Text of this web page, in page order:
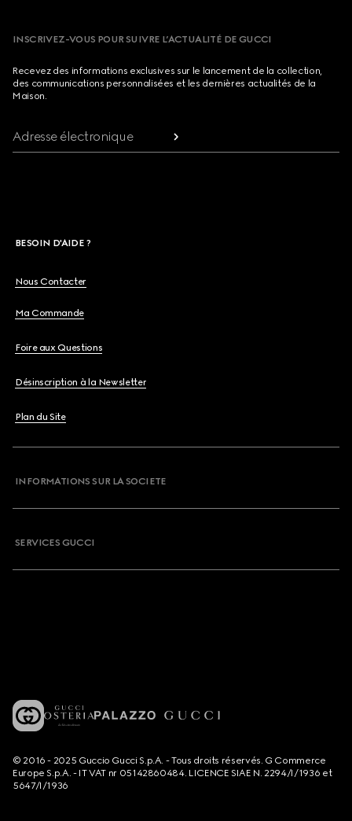
INSCRIVEZ-VOUS POUR SUIVRE L’ACTUALITÉ DE GUCCI
Recevez des informations exclusives sur le lancement de la collection,
des communications personnalisées et les dernières actualités de la
Maison.
Adresse électronique
BESOIN D'AIDE ?
Nous Contacter
Ma Commande
Foire aux Questions
Désinscription à la Newsletter
Plan du Site
INFORMATIONS SUR LA SOCIETE
SERVICES GUCCI
© 2016 - 2025 Guccio Gucci S.p.A. - Tous droits réservés. G Commerce
Europe S.p.A. - IT VAT nr 05142860484. LICENCE SIAE N. 2294/I/1936 et
5647/I/1936